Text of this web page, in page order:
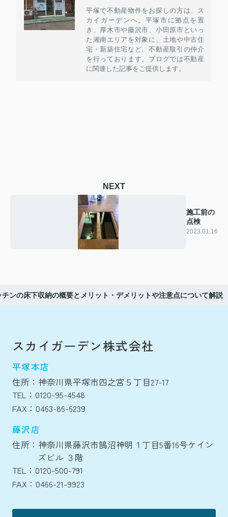
平塚で不動産物件をお探しの方は、ス
カイガーデンへ。平塚市に拠点を置
き、厚木市や藤沢市、小田原市といっ
た湘南エリアを対象に、土地や中古住
宅・新築住宅など、不動産取引の仲介
を行っております。ブログでは不動産
に関連した記事をご提供します。
NEXT
施工前の
点検
2023.01.16
チンの床下収納の概要とメリット・デメリットや注意点について解説
スカイガーデン株式会社
平塚本店
住所：神奈川県平塚市四之宮５丁目27-17
TEL：0120-95-4548
FAX：0463-86-6239
藤沢店
住所：神奈川県藤沢市鵠沼神明１丁目5番16号ケイン
ズビル ３階
TEL：0120-500-791
FAX：0466-21-9923